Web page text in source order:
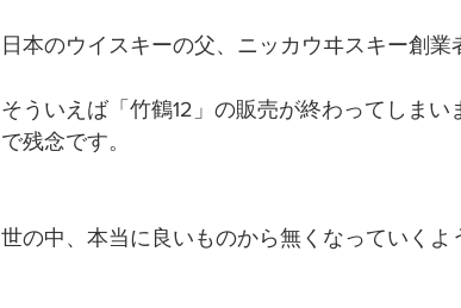
日本のウイスキーの父、ニッカウヰスキー創業
そういえば「竹鶴12」の販売が終わってしま
で残念です。
世の中、本当に良いものから無くなっていくよ